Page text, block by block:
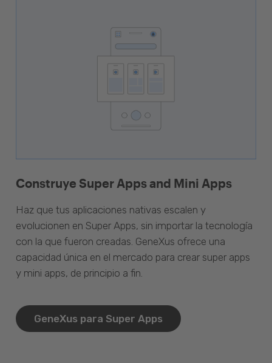
Construye Super Apps and Mini Apps
Haz que tus aplicaciones nativas escalen y
evolucionen en Super Apps, sin importar la tecnología
con la que fueron creadas. GeneXus ofrece una
capacidad única en el mercado para crear super apps
y mini apps, de principio a fin.
GeneXus para Super Apps